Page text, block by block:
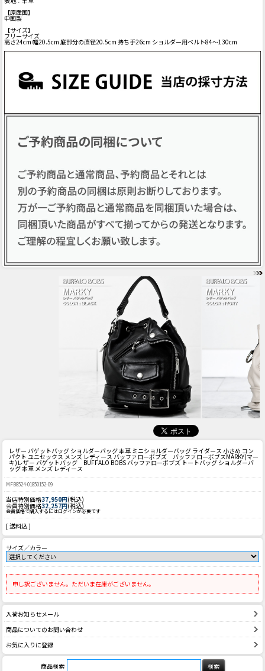
【原産国】
中国製
【サイズ】
フリーサイズ
高さ24cm 幅20.5cm 底部分の直径20.5cm 持ち手26cm ショルダー用ベルト84～130cm
レザー バゲットバッグ ショルダーバッグ 本革 ミニショルダーバッグ ライダース 小さめ コン
パクト ユニセックス メンズ レディース バッファローボブズ バッファローボブスMARKY(マー
キ)レザー バゲットバッグ BUFFALO BOBS バッファローボブズ トートバッグ ショルダーバ
ッグ 本革 メンズ レディース
MFB8524-01850152-09
当店特別価格37,950円(税込)
会員特別価格32,257円(税込)
会員価格で購入するにはログインが必要です
[ 送料込 ]
サイズ／カラー
申し訳ございません。ただいま在庫がございません。
入荷お知らせメール
商品についてのお問い合わせ
お気に入りに登録
商品検索